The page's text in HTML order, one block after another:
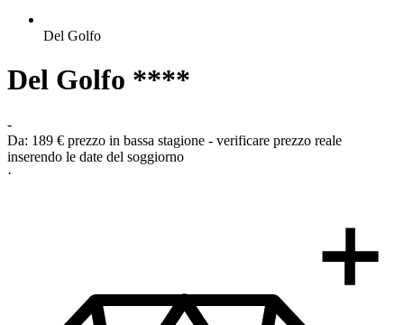
Del Golfo
Del Golfo ****
-
Da: 189 € prezzo in bassa stagione - verificare prezzo reale
inserendo le date del soggiorno
·